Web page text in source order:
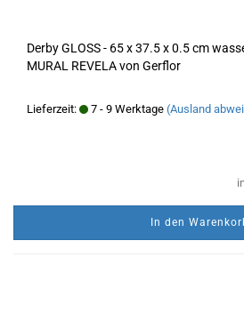
Derby GLOSS - 65 x 37.5 x 0.5 cm
MURAL REVELA von Gerflor
Lieferzeit: 7 - 9 Werktage (Ausland
In den